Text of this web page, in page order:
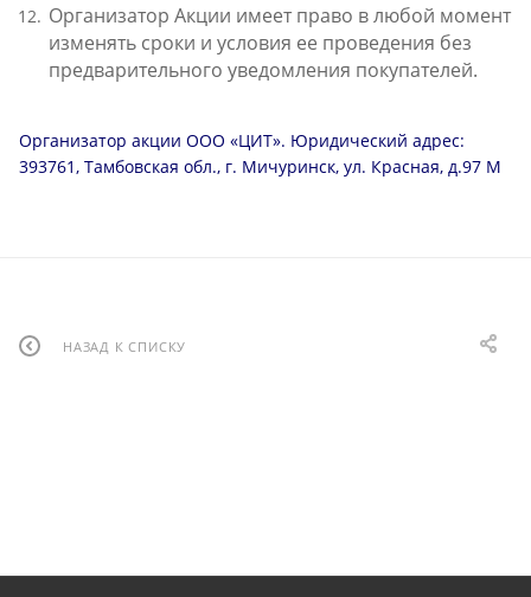
Организатор Акции имеет право в любой момент
изменять сроки и условия ее проведения без
предварительного уведомления покупателей.
Организатор акции ООО «ЦИТ». Юридический адрес:
393761, Тамбовская обл., г. Мичуринск, ул. Красная, д.97 М
НАЗАД К СПИСКУ